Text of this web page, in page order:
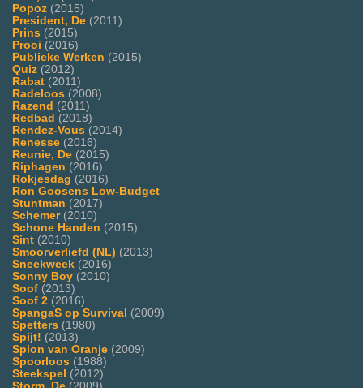
Popoz (2015)
President, De (2011)
Prins (2015)
Prooi (2016)
Publieke Werken (2015)
Quiz (2012)
Rabat (2011)
Radeloos (2008)
Razend (2011)
Redbad (2018)
Rendez-Vous (2014)
Renesse (2016)
Reunie, De (2015)
Riphagen (2016)
Rokjesdag (2016)
Ron Goosens Low-Budget
Stuntman (2017)
Schemer(2010)
Schone Handen (2015)
Sint (2010)
Smoorverliefd (NL) (2013)
Sneekweek (2016)
Sonny Boy (2010)
Soof (2013)
Soof 2 (2016)
SpangaS op Survival (2009)
Spetters (1980)
Spijt! (2013)
Spion van Oranje (2009)
Spoorloos (1988)
Steekspel (2012)